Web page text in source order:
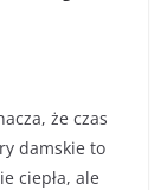
że czas
damskie to
ciepła, ale